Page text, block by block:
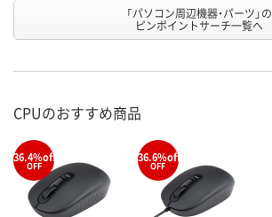
「パソコン周辺機器・パーツ」の
ピンポイントサーチ一覧へ
CPUのおすすめ商品
36.4%off
OFF
36.6%off
OFF